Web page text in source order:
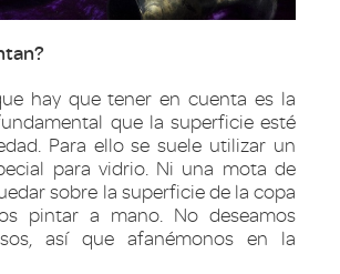
hay que tener en cuenta es la
que la superficie esté
Para ello se suele utilizar un
para vidrio. Ni una mota de
sobre la superficie de la copa
pintar a mano. No deseamos
así que afanémonos en la